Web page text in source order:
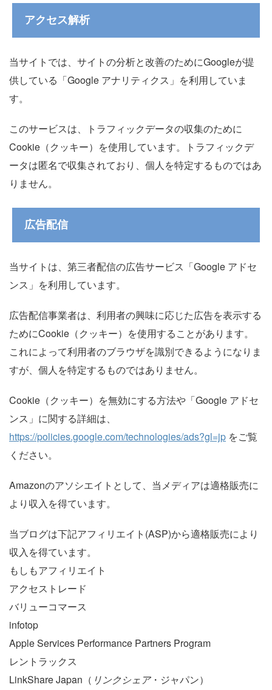
アクセス解析
当サイトでは、サイトの分析と改善のためにGoogleが提
供している「Google アナリティクス」を利用していま
す。
このサービスは、トラフィックデータの収集のために
Cookie（クッキー）を使用しています。トラフィックデ
ータは匿名で収集されており、個人を特定するものではあ
りません。
広告配信
当サイトは、第三者配信の広告サービス「Google アドセ
ンス」を利用しています。
広告配信事業者は、利用者の興味に応じた広告を表示する
ためにCookie（クッキー）を使用することがあります。
これによって利用者のブラウザを識別できるようになりま
すが、個人を特定するものではありません。
Cookie（クッキー）を無効にする方法や「Google アドセ
ンス」に関する詳細は、
https://policies.google.com/technologies/ads?gl=jp をご覧
ください。
Amazonのアソシエイトとして、当メディアは適格販売に
より収入を得ています。
当ブログは下記アフィリエイト(ASP)から適格販売により
収入を得ています。
もしもアフィリエイト
アクセストレード
バリューコマース
infotop
Apple Services Performance Partners Program
レントラックス
LinkShare Japan（ リンクシェア・ジャパン）